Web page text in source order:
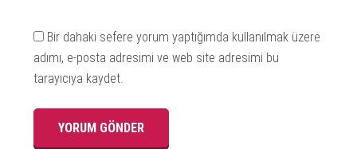
Bir dahaki sefere yorum yaptığımda kullanılmak üzere
adımı, e-posta adresimi ve web site adresimi bu
tarayıcıya kaydet.